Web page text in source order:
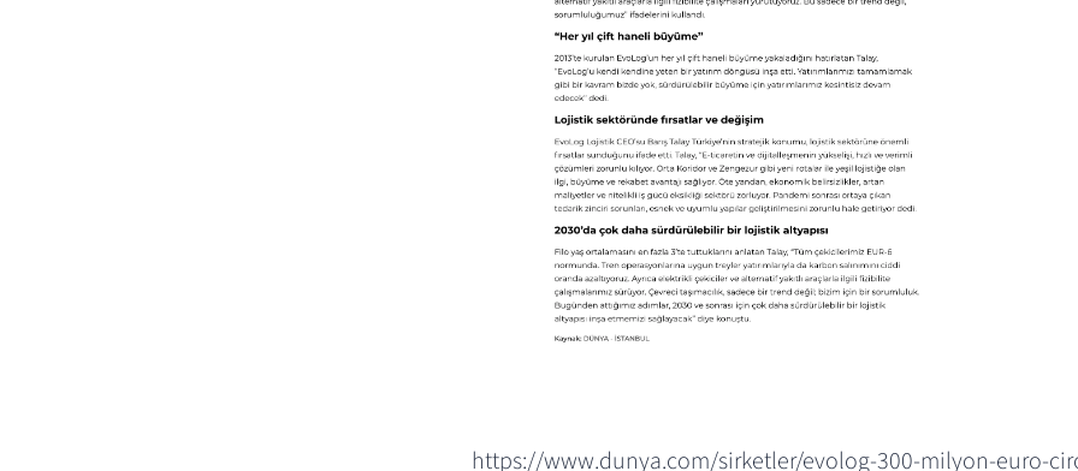
https://www.dunya.com/sirketler/evolog-300-milyon-euro-